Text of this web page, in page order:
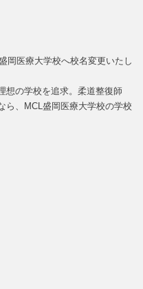
岡医療大学校へ校名変更いたし
想の学校を追求。柔道整復師
、MCL盛岡医療大学校の学校